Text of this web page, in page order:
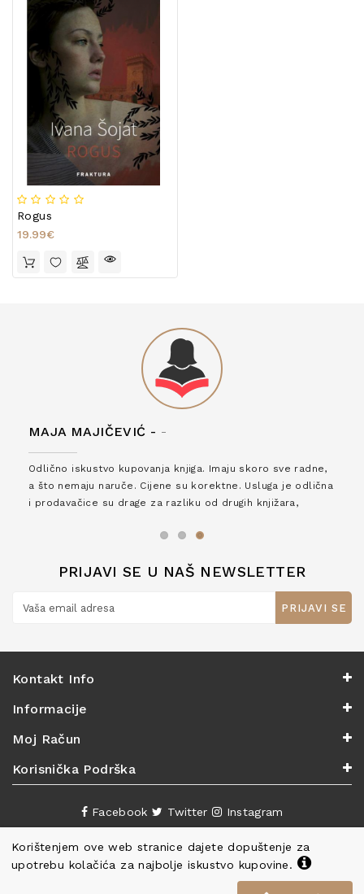
Rogus
19.99€
Korištenjem ove web stranice dajete dopuštenje za
upotrebu kolačića za najbolje iskustvo kupovine.
MAJA MAJIČEVIĆ - -
Odlično iskustvo kupovanja knjiga. Imaju skoro sve radne,
a što nemaju naruče. Cijene su korektne. Usluga je odlična
i prodavačice su drage za razliku od drugih knjižara,
PRIJAVI SE U NAŠ NEWSLETTER
PRIJAVI SE
Kontakt Info
Informacije
Moj Račun
Korisnička Podrška
Facebook Twitter Instagram